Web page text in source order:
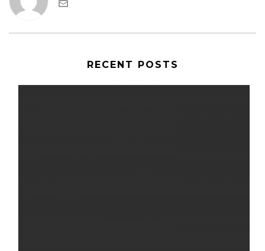
RECENT POSTS